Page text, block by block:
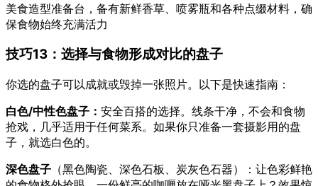
美食造型准备台，备有新鲜香草、喷雾瓶和各种点缀材料，确
保食物始终充满活力
技巧13：选择与食物形成对比的盘子
你选的盘子可以成就或毁掉一张照片。以下是快速指南：
白色/中性色盘子： 安全百搭的选择。线条干净，不会和食物
抢戏，几乎适用于任何菜系。如果你只准备一套摄影用的盘
子，就选白色的。
深色盘子 （黑色陶瓷、深色石板、炭灰色石器）：让色彩鲜艳